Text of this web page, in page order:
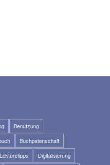
Benutzung
Buchpatenschaft
Digitalisierung